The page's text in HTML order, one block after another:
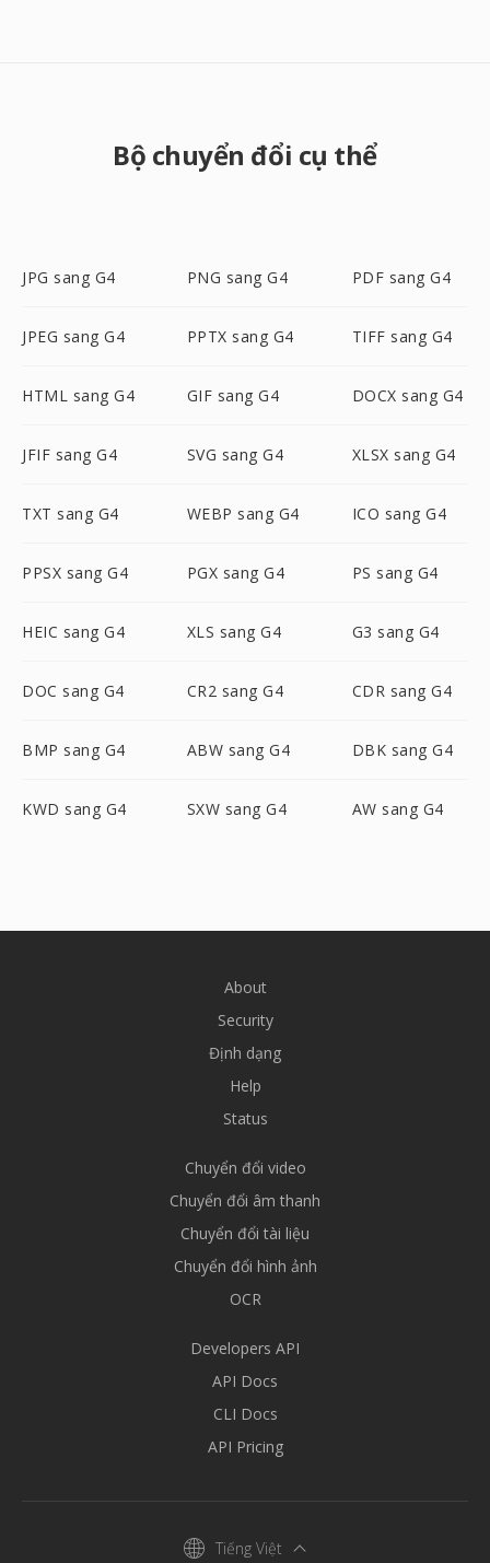
Bộ chuyển đổi cụ thể
JPG sang G4 PNG sang G4 PDF sang G4
JPEG sang G4 PPTX sang G4 TIFF sang G4
HTML sang G4 GIF sang G4 DOCX sang G4
JFIF sang G4 SVG sang G4 XLSX sang G4
TXT sang G4 WEBP sang G4 ICO sang G4
PPSX sang G4 PGX sang G4 PS sang G4
HEIC sang G4 XLS sang G4 G3 sang G4
DOC sang G4 CR2 sang G4 CDR sang G4
BMP sang G4 ABW sang G4 DBK sang G4
KWD sang G4 SXW sang G4 AW sang G4
About
Security
Định dạng
Help
Status
Chuyển đổi video
Chuyển đổi âm thanh
Chuyển đổi tài liệu
Chuyển đổi hình ảnh
OCR
Developers API
API Docs
CLI Docs
API Pricing
Tiếng Việt